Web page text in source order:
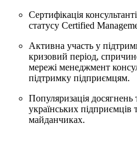
Сертифікація
статусу Certified
Активна участь у
кризовий період,
мережі менеджмент
підтримку підприємцям.
Популяризація досягнень
українських
майданчиках.